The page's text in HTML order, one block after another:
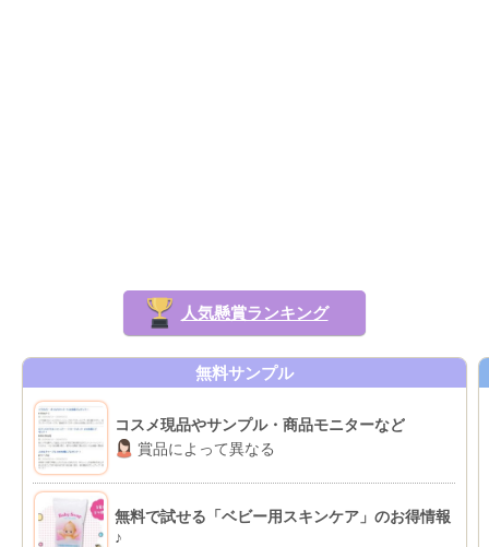
人気懸賞ランキング
無料サンプル
コスメ現品やサンプル・商品モニターなど
賞品によって異なる
無料で試せる「ベビー用スキンケア」のお得情報
♪